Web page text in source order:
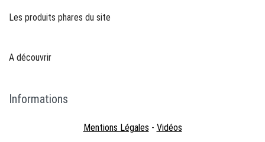
Les produits phares du site
A découvrir
Informations
Mentions Légales - Vidéos